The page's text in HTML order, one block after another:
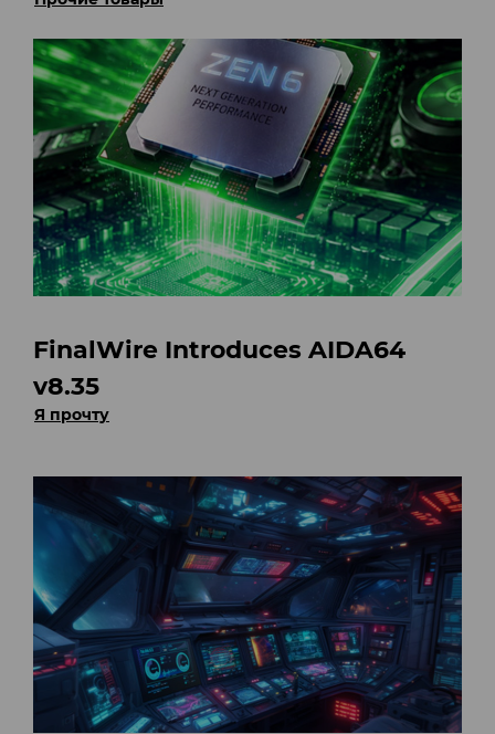
FinalWire Introduces AIDA64
v8.35
Я прочту